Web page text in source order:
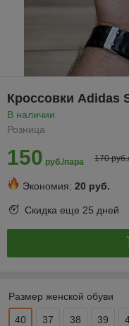
Кроссовки Adidas
В наличии
Розница
150 руб./пара 170
Экономия: 20 руб.
Скидка еще 25 дней
Размер женской обуви
40 37 38 39